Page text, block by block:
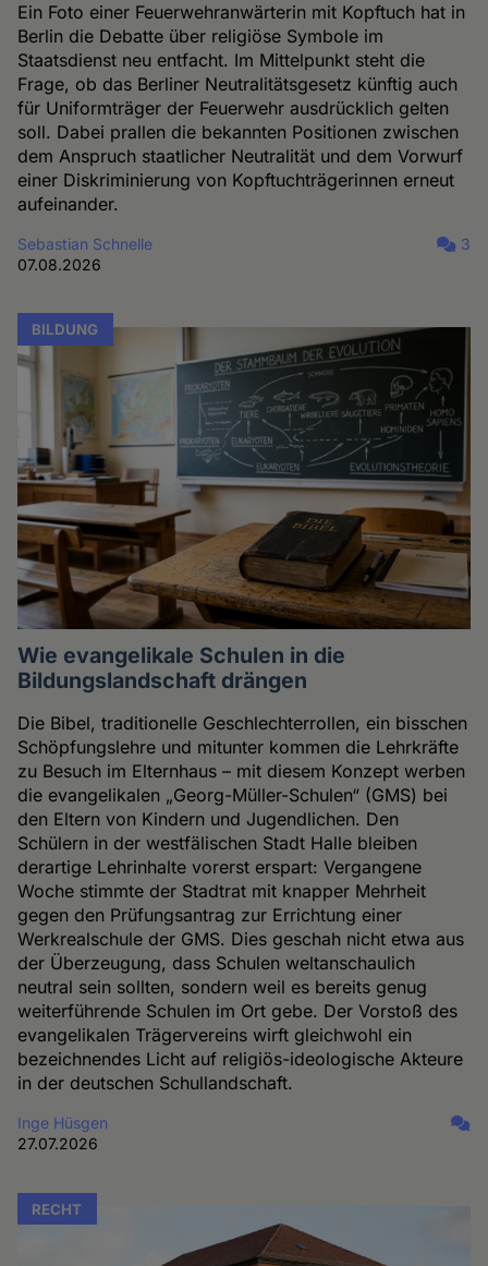
Ein Foto einer Feuerwehranwärterin mit Kopftuch hat in
Berlin die Debatte über religiöse Symbole im
Staatsdienst neu entfacht. Im Mittelpunkt steht die
Frage, ob das Berliner Neutralitätsgesetz künftig auch
für Uniformträger der Feuerwehr ausdrücklich gelten
soll. Dabei prallen die bekannten Positionen zwischen
dem Anspruch staatlicher Neutralität und dem Vorwurf
einer Diskriminierung von Kopftuchträgerinnen erneut
aufeinander.
Sebastian Schnelle
07.08.2026
3
BILDUNG
Wie evangelikale Schulen in die
Bildungslandschaft drängen
Die Bibel, traditionelle Geschlechterrollen, ein bisschen
Schöpfungslehre und mitunter kommen die Lehrkräfte
zu Besuch im Elternhaus – mit diesem Konzept werben
die evangelikalen „Georg-Müller-Schulen“ (GMS) bei
den Eltern von Kindern und Jugendlichen. Den
Schülern in der westfälischen Stadt Halle bleiben
derartige Lehrinhalte vorerst erspart: Vergangene
Woche stimmte der Stadtrat mit knapper Mehrheit
gegen den Prüfungsantrag zur Errichtung einer
Werkrealschule der GMS. Dies geschah nicht etwa aus
der Überzeugung, dass Schulen weltanschaulich
neutral sein sollten, sondern weil es bereits genug
weiterführende Schulen im Ort gebe. Der Vorstoß des
evangelikalen Trägervereins wirft gleichwohl ein
bezeichnendes Licht auf religiös-ideologische Akteure
in der deutschen Schullandschaft.
Inge Hüsgen
27.07.2026
RECHT